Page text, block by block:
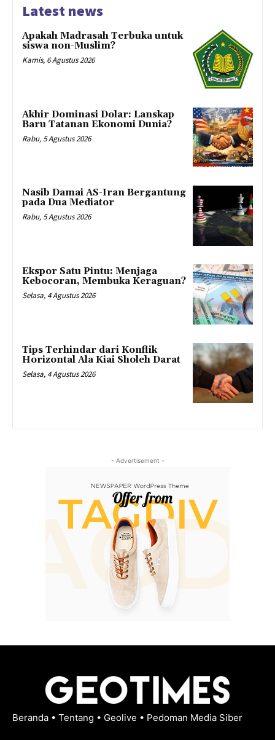
Latest news
Apakah Madrasah Terbuka untuk
siswa non-Muslim?
Kamis, 6 Agustus 2026
Akhir Dominasi Dolar: Lanskap
Baru Tatanan Ekonomi Dunia?
Rabu, 5 Agustus 2026
Nasib Damai AS-Iran Bergantung
pada Dua Mediator
Rabu, 5 Agustus 2026
Ekspor Satu Pintu: Menjaga
Kebocoran, Membuka Keraguan?
Selasa, 4 Agustus 2026
Tips Terhindar dari Konflik
Horizontal Ala Kiai Sholeh Darat
Selasa, 4 Agustus 2026
- Advertisement -
Beranda • Tentang • Geolive • Pedoman Media Siber